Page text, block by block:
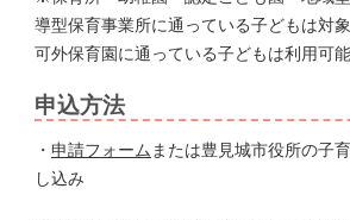
導型保育事業所に通っている子どもは対
可外保育園に通っている子どもは利用可能
申込方法
・ 申請フォーム または豊見城市役所の子
し込み